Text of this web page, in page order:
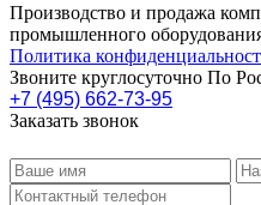
Производство и продажа
промышленного
Политика
Звоните круглосуточно По
+7 (495) 662-73-95
Заказать звонок